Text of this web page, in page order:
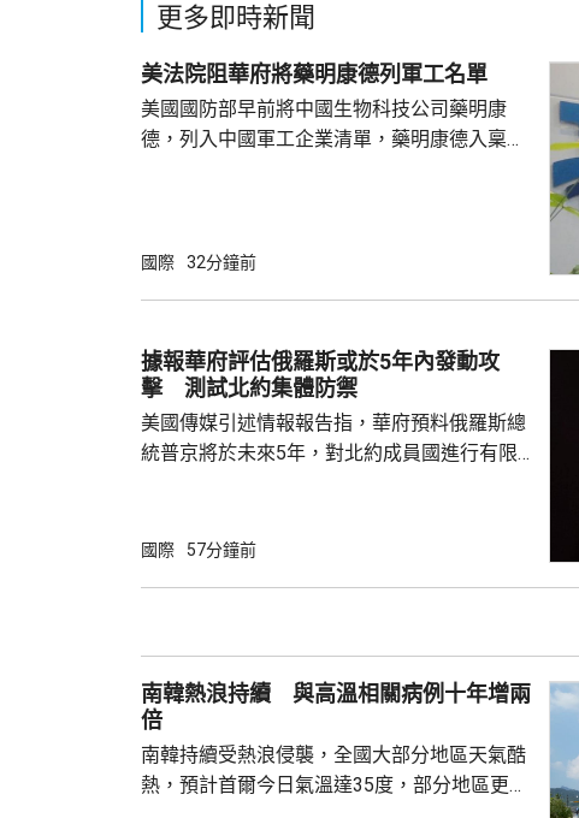
更多即時新聞
美法院阻華府將藥明康德列軍工名單
美國國防部早前將中國生物科技公司藥明康
德，列入中國軍工企業清單，藥明康德入稟法
決表示歡迎，認為此舉減輕公司被列入名單所
里巴巴、百度及比亞迪等中國企業，列為支援
中國軍方的實體，多間被列入名單的公司事...
國際 32分鐘前
據報華府評估俄羅斯或於5年內發動攻
擊 測試北約集體防禦
美國傳媒引述情報報告指，華府預料俄羅斯總
統普京將於未來5年，對北約成員國進行有限
性，包括網絡攻擊或小規模入侵等，最有可能
約的衝突。 北約拒絕置評，只表示一直評估不
同情況，準備好在必要時作出防衛和威...
國際 57分鐘前
南韓熱浪持續 與高溫相關病例十年增兩
倍
南韓持續受熱浪侵襲，全國大部分地區天氣酷
熱，預計首爾今日氣溫達35度，部分地區更高